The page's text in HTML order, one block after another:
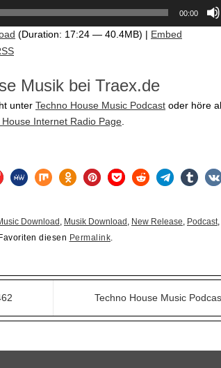
00:00
(Duration: 17:24 — 40.4MB) | Embed
Musik bei Traex.de
unter Techno House Music Podcast oder höre
House Internet Radio Page
Download , Musik Download , New Release, Podcast,
diesen Permalink.
Techno House Music